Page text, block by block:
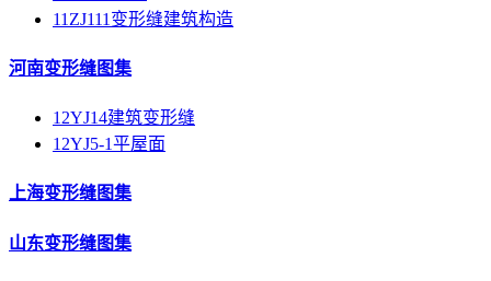
11ZJ111变形缝建筑构造
河南变形缝图集
12YJ14建筑变形缝
12YJ5-1平屋面
上海变形缝图集
山东变形缝图集